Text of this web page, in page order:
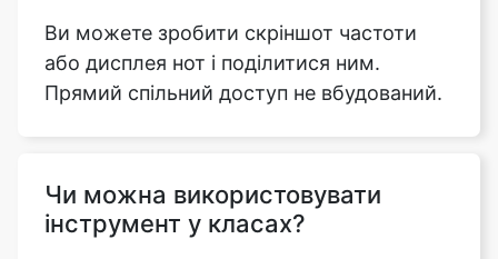
Ви можете зробити скріншот частоти
або дисплея нот і поділитися ним.
Прямий спільний доступ не вбудований.
Чи можна використовувати
інструмент у класах?